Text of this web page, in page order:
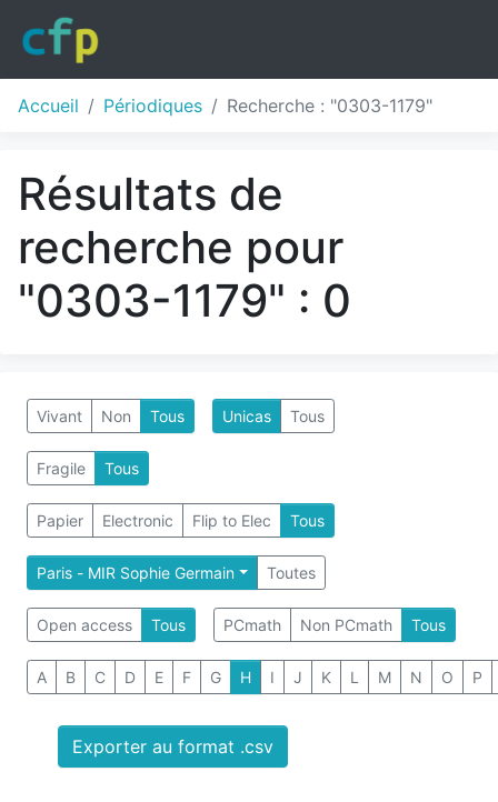
Accueil Périodiques Recherche : "0303-1179"
Résultats de
recherche pour
"0303-1179" : 0
Vivant Non Tous Unicas Tous
Fragile Tous
Papier Electronic Flip to Elec Tous
Paris - MIR Sophie Germain Toutes
Open access Tous PCmath Non PCmath Tous
A B C D E F G H I J K L M N O P
Exporter au format .csv